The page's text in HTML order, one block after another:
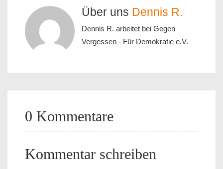
Über uns Dennis R.
Dennis R. arbeitet bei Gegen
Vergessen - Für Demokratie e.V.
0 Kommentare
Kommentar schreiben